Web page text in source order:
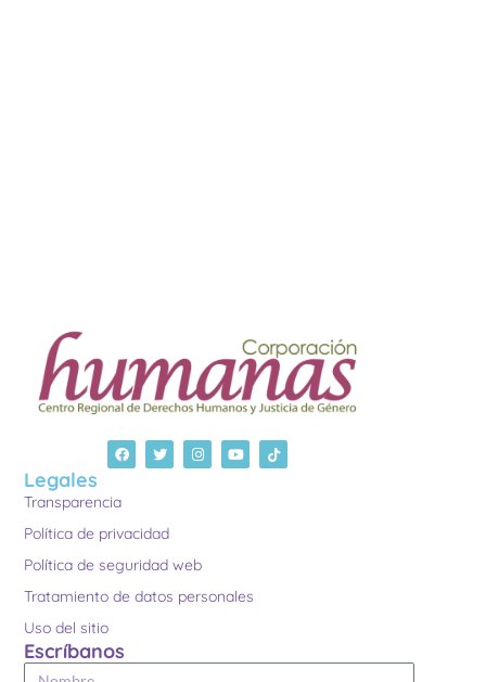
Legales
Transparencia
Política de privacidad
Política de seguridad web
Tratamiento de datos personales
Uso del sitio
Escríbanos